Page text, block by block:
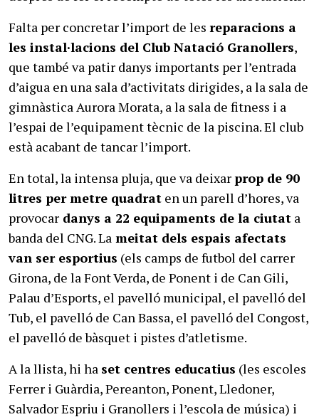
Falta per concretar l’import de les reparacions a
les instal·lacions del Club Natació Granollers,
que també va patir danys importants per l’entrada
d’aigua en una sala d’activitats dirigides, a la sala de
gimnàstica Aurora Morata, a la sala de fitness i a
l’espai de l’equipament tècnic de la piscina. El club
està acabant de tancar l’import.
En total, la intensa pluja, que va deixarprop de 90
litres per metre quadrat en un parell d’hores, va
provocar danys a 22 equipaments de la ciutat a
banda del CNG. La meitat dels espais afectats
van ser esportius (els camps de futbol del carrer
Girona, de la Font Verda, de Ponent i de Can Gili,
Palau d’Esports, el pavelló municipal, el pavelló del
Tub, el pavelló de Can Bassa, el pavelló del Congost,
el pavelló de bàsquet i pistes d’atletisme.
A la llista, hi ha set centres educatius (les escoles
Ferrer i Guàrdia, Pereanton, Ponent, Lledoner,
Salvador Espriu i Granollers i l’escola de música) i